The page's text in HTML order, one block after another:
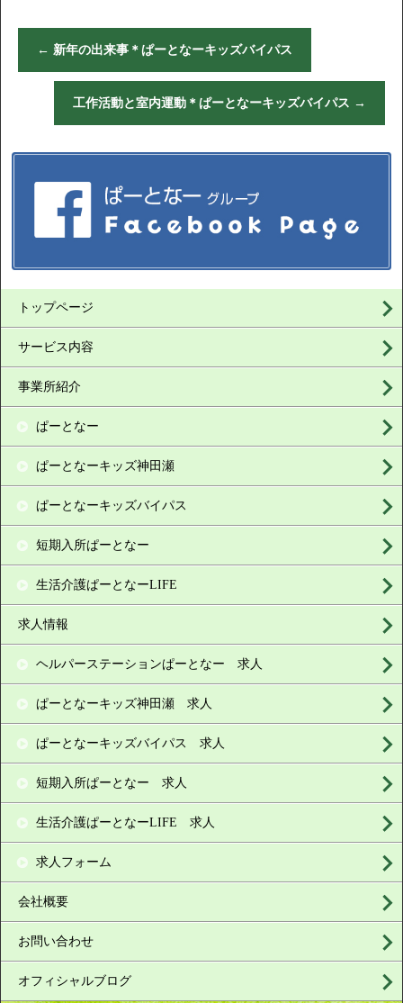
← 新年の出来事＊ぱーとなーキッズバイパス
工作活動と室内運動＊ぱーとなーキッズバイパス →
トップページ
サービス内容
事業所紹介
ぱーとなー
ぱーとなーキッズ神田瀬
ぱーとなーキッズバイパス
短期入所ぱーとなー
生活介護ぱーとなーLIFE
求人情報
ヘルパーステーションぱーとなー 求人
ぱーとなーキッズ神田瀬 求人
ぱーとなーキッズバイパス 求人
短期入所ぱーとなー 求人
生活介護ぱーとなーLIFE 求人
求人フォーム
会社概要
お問い合わせ
オフィシャルブログ